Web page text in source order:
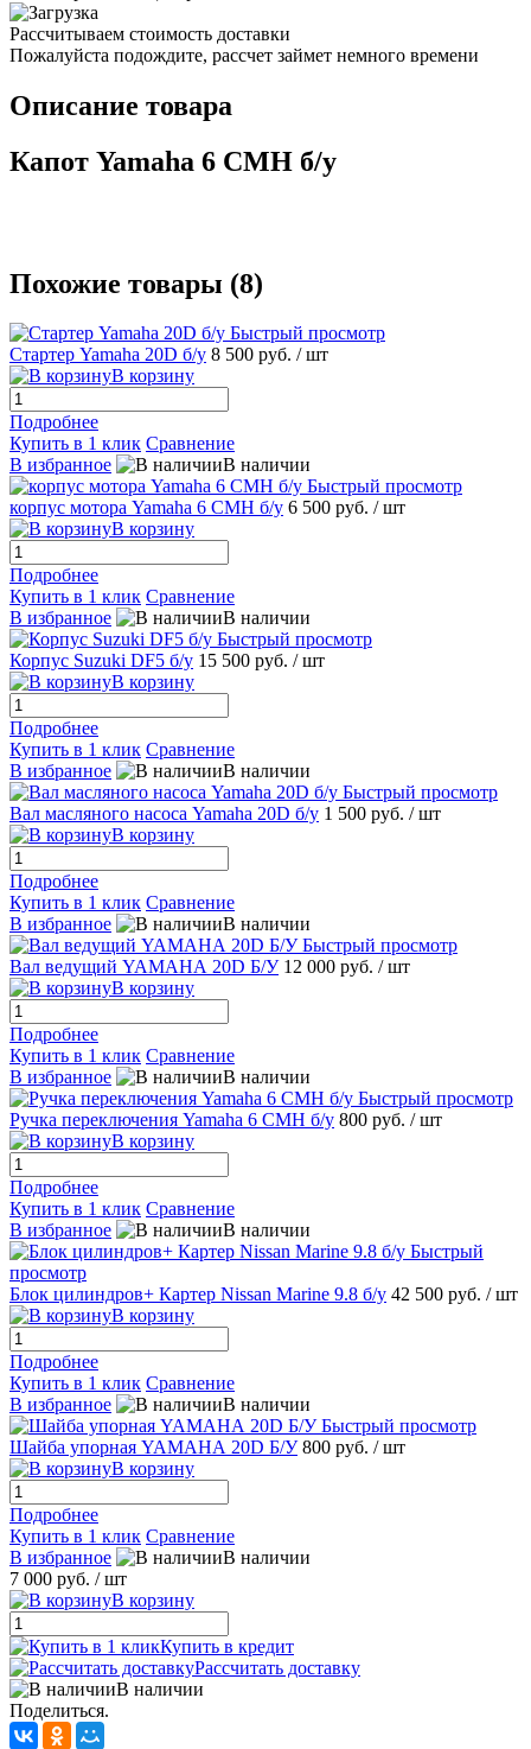
Рассчитываем стоимость доставки
Пожалуйста подождите, рассчет займет немного времени
Описание товара
Капот Yamaha 6 CMH б/у
Похожие товары (8)
Быстрый просмотр
Стартер Yamahа 20D б/у 8 500 руб. / шт
В корзину
Подробнее
Купить в 1 клик Сравнение
В избранное
В наличии
Быстрый просмотр
корпус мотора Yamahа 6 CMH б/у 6 500 руб. / шт
В корзину
Подробнее
Купить в 1 клик Сравнение
В избранное
В наличии
Быстрый просмотр
Корпус Suzuki DF5 б/у 15 500 руб. / шт
В корзину
Подробнее
Купить в 1 клик Сравнение
В избранное
В наличии
Быстрый просмотр
Вал масляного насоса Yamahа 20D б/у 1 500 руб. / шт
В корзину
Подробнее
Купить в 1 клик Сравнение
В избранное
В наличии
Быстрый просмотр
Вал ведущий YAMAHА 20D Б/У 12 000 руб. / шт
В корзину
Подробнее
Купить в 1 клик Сравнение
В избранное
В наличии
Быстрый просмотр
Ручка переключения Yamahа 6 CMH б/у 800 руб. / шт
В корзину
Подробнее
Купить в 1 клик Сравнение
В избранное
В наличии
Быстрый
просмотр
Блок цилиндров+ Картер Nissаn Marine 9.8 б/у 42 500 руб. / шт
В корзину
Подробнее
Купить в 1 клик Сравнение
В избранное
В наличии
Быстрый просмотр
Шайба упорная YAMAHА 20D Б/У 800 руб. / шт
В корзину
Подробнее
Купить в 1 клик Сравнение
В избранное
В наличии
7 000 руб. / шт
В корзину
Купить в кредит
Рассчитать доставку
В наличии
Поделиться.